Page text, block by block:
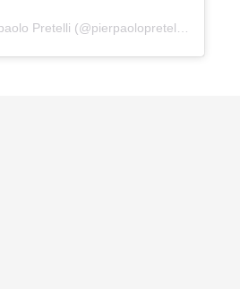
Un post condiviso da Pierpaolo Pretelli (@pierpaolopretelliofficial)